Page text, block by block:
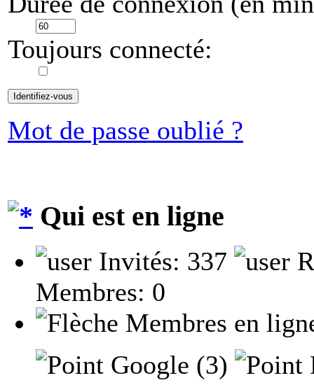
Toujours connecté:
Mot de passe oublié ?
Qui est en ligne
Invités: 337
Membres: 0
Membres en
Google (3)